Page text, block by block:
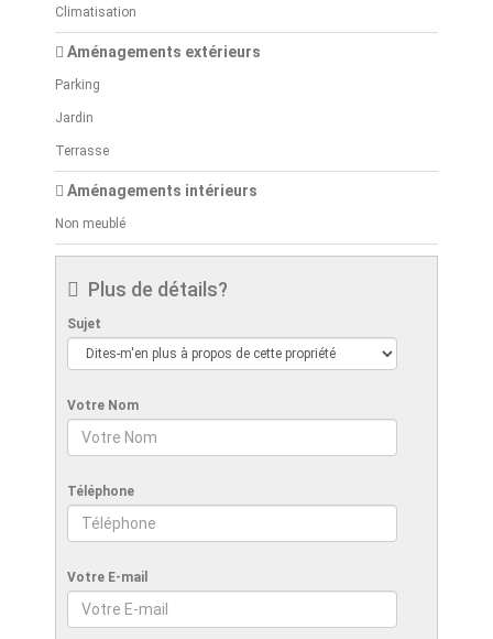
Climatisation
Aménagements extérieurs
Parking
Jardin
Terrasse
Aménagements intérieurs
Non meublé
Plus de détails?
Sujet
Votre Nom
Téléphone
Votre E-mail